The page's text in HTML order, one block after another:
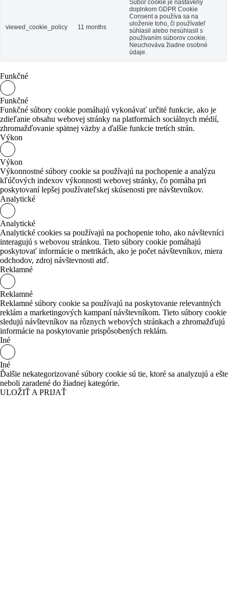
viewed_cookie_policy 11 months
Súbor cookie je nastavený
doplnkom GDPR Cookie
Consent a používa sa na
uloženie toho, či používateľ
súhlasil alebo nesúhlasil s
používaním súborov cookie.
Neuchováva žiadne osobné
údaje.
Funkčné
Funkčné
Funkčné súbory cookie pomáhajú vykonávať určité funkcie, ako je
zdieľanie obsahu webovej stránky na platformách sociálnych médií,
zhromažďovanie spätnej väzby a ďalšie funkcie tretích strán.
Výkon
Výkon
Výkonnostné súbory cookie sa používajú na pochopenie a analýzu
kľúčových indexov výkonnosti webovej stránky, čo pomáha pri
poskytovaní lepšej používateľskej skúsenosti pre návštevníkov.
Analytické
Analytické
Analytické cookies sa používajú na pochopenie toho, ako návštevníci
interagujú s webovou stránkou. Tieto súbory cookie pomáhajú
poskytovať informácie o metrikách, ako je počet návštevníkov, miera
odchodov, zdroj návštevnosti atď.
Reklamné
Reklamné
Reklamné súbory cookie sa používajú na poskytovanie relevantných
reklám a marketingových kampaní návštevníkom. Tieto súbory cookie
sledujú návštevníkov na rôznych webových stránkach a zhromažďujú
informácie na poskytovanie prispôsobených reklám.
Iné
Iné
Ďalšie nekategorizované súbory cookie sú tie, ktoré sa analyzujú a ešte
neboli zaradené do žiadnej kategórie.
ULOŽIŤ A PRIJAŤ